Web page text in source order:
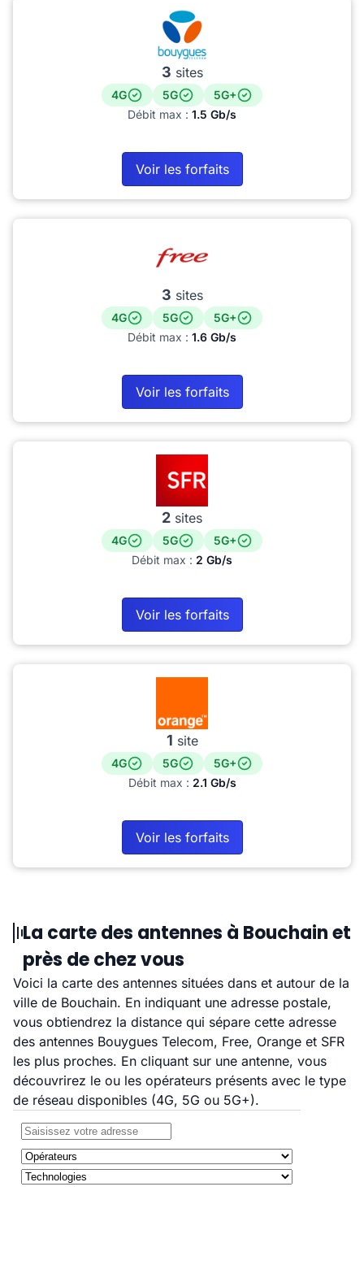
3 sites
4G 5G
5G+
Débit max : 1.5 Gb/s
Voir les forfaits
3 sites
4G 5G
5G+
Débit max : 1.6 Gb/s
Voir les forfaits
2 sites
4G 5G
5G+
Débit max : 2 Gb/s
Voir les forfaits
1 site
4G 5G
5G+
Débit max : 2.1 Gb/s
Voir les forfaits
La carte des antennes à Bouchain et
près de chez vous
Voici la carte des antennes situées dans et autour de la
ville de Bouchain. En indiquant une adresse postale,
vous obtiendrez la distance qui sépare cette adresse
des antennes Bouygues Telecom, Free, Orange et SFR
les plus proches. En cliquant sur une antenne, vous
découvrirez le ou les opérateurs présents avec le type
de réseau disponibles (4G, 5G ou 5G+).